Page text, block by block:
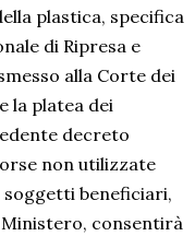
plastica, specifica
di Ripresa e
alla Corte dei
la platea dei
decreto
non utilizzate
beneficiari,
Ministero, consentirà